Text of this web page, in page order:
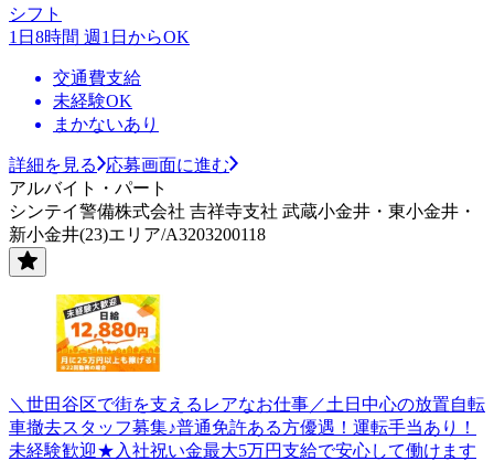
シフト
1日8時間 週1日からOK
交通費支給
未経験OK
まかないあり
詳細を見る
応募画面に進む
アルバイト・パート
シンテイ警備株式会社 吉祥寺支社 武蔵小金井・東小金井・
新小金井(23)エリア/A3203200118
＼世田谷区で街を支えるレアなお仕事／土日中心の放置自転
車撤去スタッフ募集♪普通免許ある方優遇！運転手当あり！
未経験歓迎★入社祝い金最大5万円支給で安心して働けます